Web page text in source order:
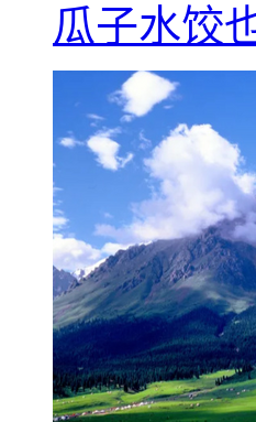
瓜子水饺